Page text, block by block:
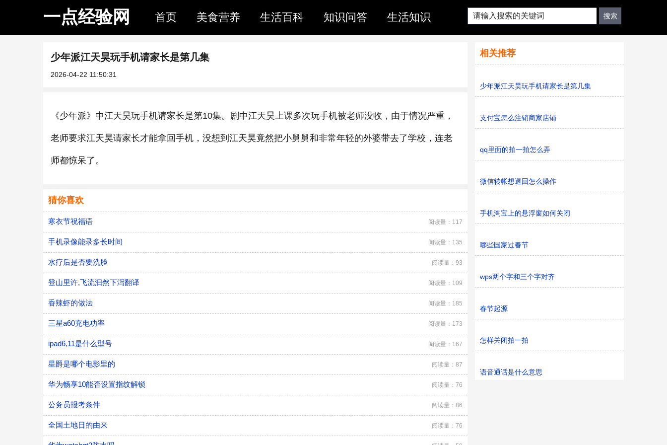
一点经验网 首页 美食营养 生活百科 知识问答 生活知识
少年派江天昊玩手机请家长是第几集
2026-04-22 11:50:31
《少年派》中江天昊玩手机请家长是第10集。剧中江天昊上课多次玩手机被老师没收，由于情况严重，
老师要求江天昊请家长才能拿回手机，没想到江天昊竟然把小舅舅和非常年轻的外婆带去了学校，连老
师都惊呆了。
猜你喜欢
寒衣节祝福语 阅读量：117
手机录像能录多长时间 阅读量：135
水疗后是否要洗脸 阅读量：93
登山里许,飞流汩然下泻翻译 阅读量：109
香辣虾的做法 阅读量：185
三星a60充电功率 阅读量：173
ipad6,11是什么型号 阅读量：167
星爵是哪个电影里的 阅读量：87
华为畅享10能否设置指纹解锁 阅读量：76
公务员报考条件 阅读量：86
全国土地日的由来 阅读量：76
相关推荐
少年派江天昊玩手机请家长是第几集
支付宝怎么注销商家店铺
qq里面的拍一拍怎么弄
微信转帐想退回怎么操作
手机淘宝上的悬浮窗如何关闭
哪些国家过春节
wps两个字和三个字对齐
春节起源
怎样关闭拍一拍
语音通话是什么意思